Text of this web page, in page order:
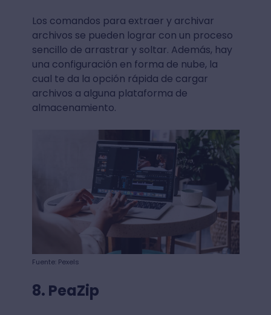
Los comandos para extraer y archivar
archivos se pueden lograr con un proceso
sencillo de arrastrar y soltar. Además, hay
una configuración en forma de nube, la
cual te da la opción rápida de cargar
archivos a alguna plataforma de
almacenamiento.
Fuente: Pexels
8. PeaZip